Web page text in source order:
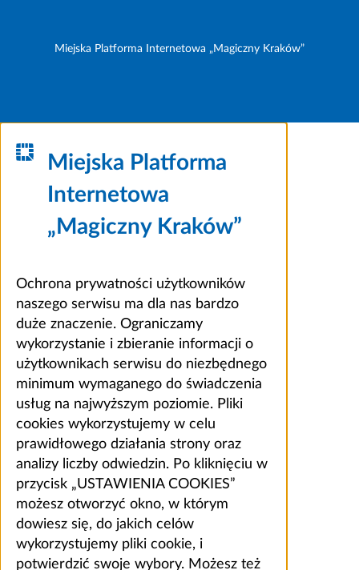
Miejska Platforma Internetowa „Magiczny Kraków”
Miejska Platforma
Internetowa
„Magiczny Kraków”
Ochrona prywatności użytkowników
naszego serwisu ma dla nas bardzo
duże znaczenie. Ograniczamy
wykorzystanie i zbieranie informacji o
użytkownikach serwisu do niezbędnego
minimum wymaganego do świadczenia
usług na najwyższym poziomie. Pliki
cookies wykorzystujemy w celu
prawidłowego działania strony oraz
analizy liczby odwiedzin. Po kliknięciu w
przycisk „USTAWIENIA COOKIES”
możesz otworzyć okno, w którym
dowiesz się, do jakich celów
wykorzystujemy pliki cookie, i
potwierdzić swoje wybory. Możesz też